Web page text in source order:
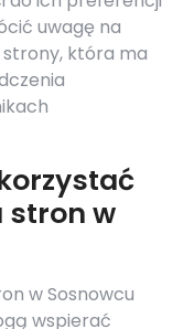
uwagę na
strony, która ma
stron w
w Sosnowcu
wspierać